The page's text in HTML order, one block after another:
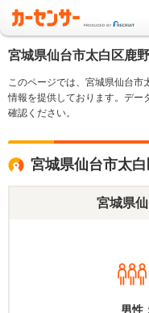
宮城県仙台市太白区鹿
このページでは、宮城県仙台市
情報を提供しております。デー
確認ください。
宮城県仙台市太
宮城県
男性